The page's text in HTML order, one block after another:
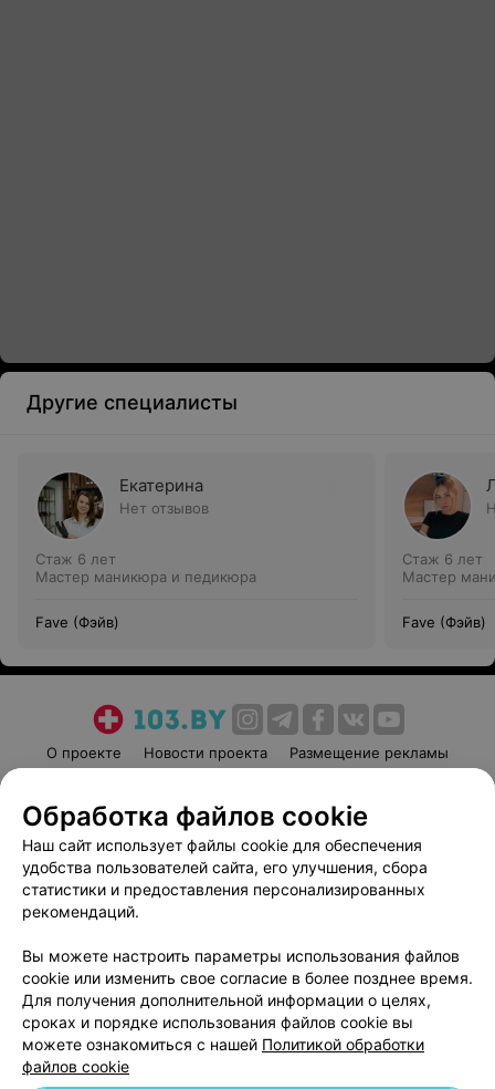
Другие специалисты
Екатерина
Нет отзывов
Стаж 6 лет
Мастер маникюра и педикюра
Fave (Фэйв)
Стаж 6 лет
Мастер
Fave (Фэйв)
О проекте Новости проекта
Размещение рекламы
Пользовательское соглашение
Способы оплаты
Вакансии
Партнеры
Написать руководителю 103.by
Обработка персональных данных
Обработка файлов cookie
Наш сайт использует файлы cookie для обеспечения
удобства пользователей сайта, его улучшения, сбора
статистики и предоставления персонализированных
рекомендаций.
Вы можете настроить параметры использования файлов
cookie или изменить свое согласие в более позднее время.
Для получения дополнительной информации о целях,
сроках и порядке использования файлов cookie вы
можете ознакомиться с нашей Политикой обработки
файлов cookie